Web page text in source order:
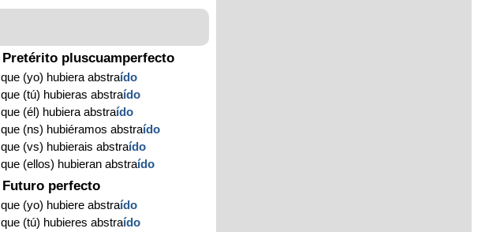
Pretérito pluscuamperfecto
que (yo) hubiera abstraído
que (tú) hubieras abstraído
que (él) hubiera abstraído
que (ns) hubiéramos abstraído
que (vs) hubierais abstraído
que (ellos) hubieran abstraído
Futuro perfecto
que (yo) hubiere abstraído
que (tú) hubieres abstraído